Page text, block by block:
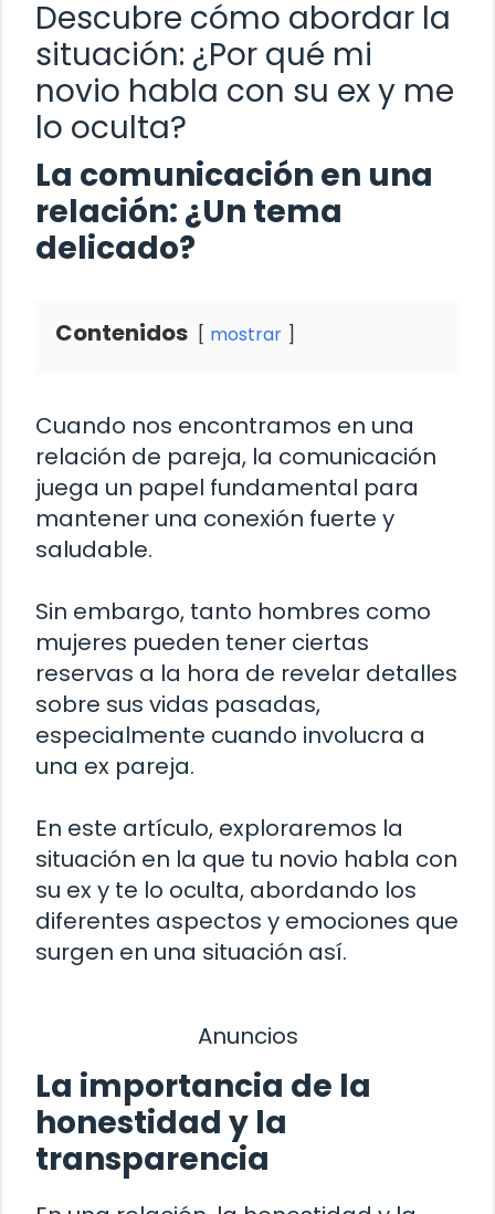
Descubre cómo abordar la
situación: ¿Por qué mi
novio habla con su ex y me
lo oculta?
La comunicación en una
relación: ¿Un tema
delicado?
Contenidos mostrar
Cuando nos encontramos en una
relación de pareja, la comunicación
juega un papel fundamental para
mantener una conexión fuerte y
saludable.
Sin embargo, tanto hombres como
mujeres pueden tener ciertas
reservas a la hora de revelar detalles
sobre sus vidas pasadas,
especialmente cuando involucra a
una ex pareja.
En este artículo, exploraremos la
situación en la que tu novio habla con
su ex y te lo oculta, abordando los
diferentes aspectos y emociones que
surgen en una situación así.
Anuncios
La importancia de la
honestidad y la
transparencia